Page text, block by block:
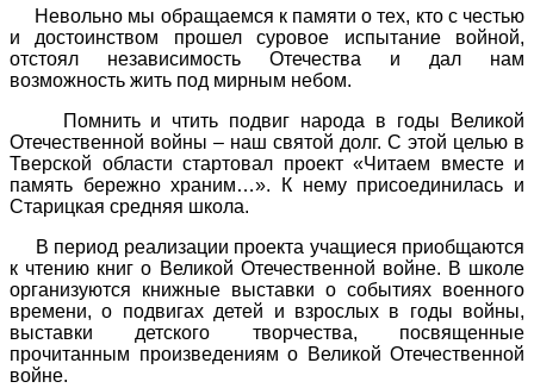
Невольно мы обращаемся к памяти о тех, кто с честью
и достоинством прошел суровое испытание войной,
отстоял независимость Отечества и дал нам
возможность жить под мирным небом.
Помнить и чтить подвиг народа в годы Великой
Отечественной войны – наш святой долг. С этой целью в
Тверской области стартовал проект «Читаем вместе и
память бережно храним…». К нему присоединилась и
Старицкая средняя школа.
В период реализации проекта учащиеся приобщаются
к чтению книг о Великой Отечественной войне. В школе
организуются книжные выставки о событиях военного
времени, о подвигах детей и взрослых в годы войны,
выставки детского творчества, посвященные
прочитанным произведениям о Великой Отечественной
войне.